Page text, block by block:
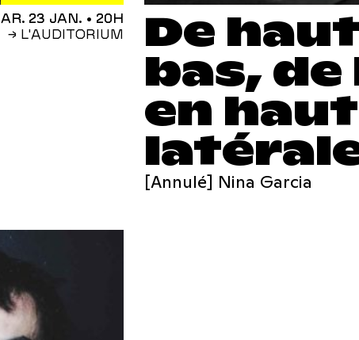
MAR. 23 JAN. • 20H
→ L'AUDITORIUM
De
bas, de
en
[Annulé] Nina Garcia